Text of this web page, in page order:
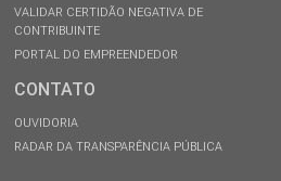
VALIDAR CERTIDÃO NEGATIVA DE
CONTRIBUINTE
PORTAL DO EMPREENDEDOR
CONTATO
OUVIDORIA
RADAR DA TRANSPARÊNCIA PÚBLICA